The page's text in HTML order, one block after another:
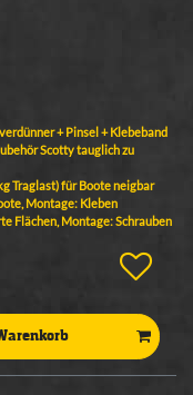
+ Pinsel + Klebeband
Scotty tauglich zu
Traglast) für Boote neigbar
Montage: Kleben
Flächen, Montage: Schrauben